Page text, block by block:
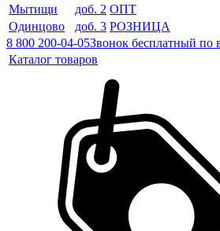
Мытищи
доб. 2 ОПТ
Одинцово
доб. 3 РОЗНИЦА
8 800 200-04-05Звонок бесплатный по
Каталог товаров